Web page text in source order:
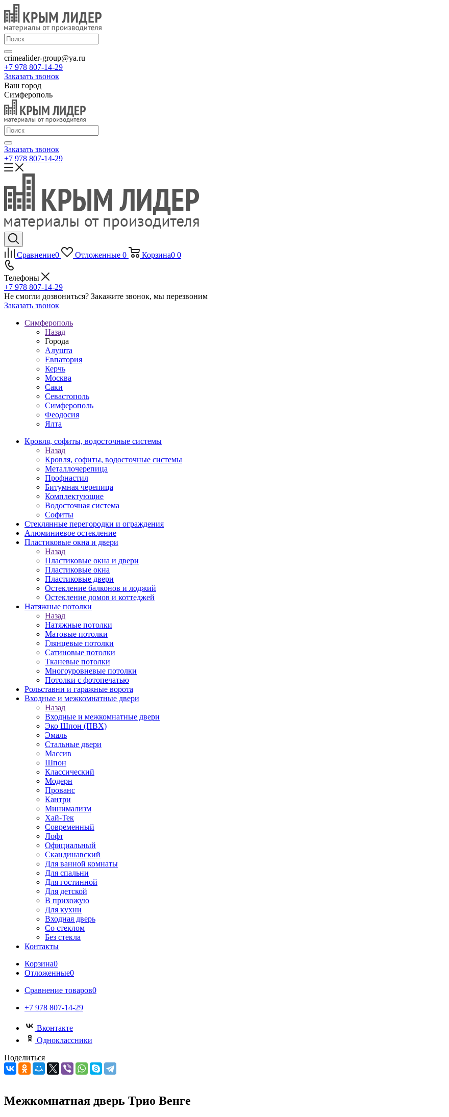
crimealider-group@ya.ru
+7 978 807-14-29
Заказать звонок
Ваш город
Симферополь
Заказать звонок
+7 978 807-14-29
Сравнение0 Отложенные 0 Корзина0 0
Телефоны
+7 978 807-14-29
Не смогли дозвониться? Закажите звонок, мы перезвоним
Заказать звонок
Симферополь
Назад
Города
Алушта
Евпатория
Керчь
Москва
Саки
Севастополь
Симферополь
Феодосия
Ялта
Кровля, софиты, водосточные системы
Назад
Кровля, софиты, водосточные системы
Металлочерепица
Профнастил
Битумная черепица
Комплектующие
Водосточная система
Софиты
Стеклянные перегородки и ограждения
Алюминиевое остекление
Пластиковые окна и двери
Назад
Пластиковые окна и двери
Пластиковые окна
Пластиковые двери
Остекление балконов и лоджий
Остекление домов и коттеджей
Натяжные потолки
Назад
Натяжные потолки
Матовые потолки
Глянцевые потолки
Сатиновые потолки
Тканевые потолки
Многоуровневые потолки
Потолки с фотопечатью
Рольставни и гаражные ворота
Входные и межкомнатные двери
Назад
Входные и межкомнатные двери
Эко Шпон (ПВХ)
Эмаль
Стальные двери
Массив
Шпон
Классический
Модерн
Прованс
Кантри
Минимализм
Хай-Тек
Современный
Лофт
Официальный
Скандинавский
Для ванной комнаты
Для спальни
Для гостинной
Для детской
В прихожую
Для кухни
Входная дверь
Со стеклом
Без стекла
Контакты
Корзина0
Отложенные0
Сравнение товаров0
+7 978 807-14-29
Вконтакте
Одноклассники
Поделиться
Межкомнатная дверь Трио Венге